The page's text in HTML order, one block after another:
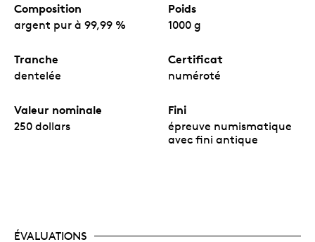
Composition
argent pur à 99,99 %
Poids
1000 g
Tranche
dentelée
Certificat
numéroté
Valeur nominale
250 dollars
Fini
épreuve numismatique
avec fini antique
ÉVALUATIONS